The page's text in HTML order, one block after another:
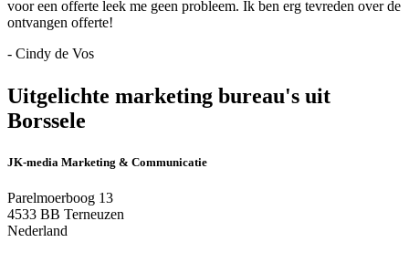
voor een offerte leek me geen probleem. Ik ben erg tevreden over de
ontvangen offerte!
- Cindy de Vos
Uitgelichte marketing bureau's uit
Borssele
JK-media Marketing & Communicatie
Parelmoerboog 13
4533 BB Terneuzen
Nederland